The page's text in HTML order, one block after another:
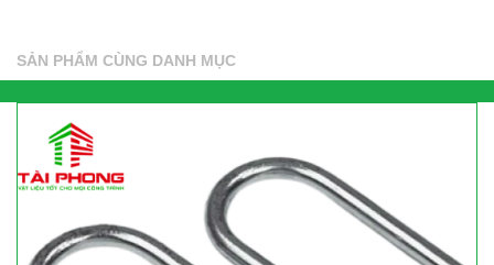
SẢN PHẨM CÙNG DANH MỤC